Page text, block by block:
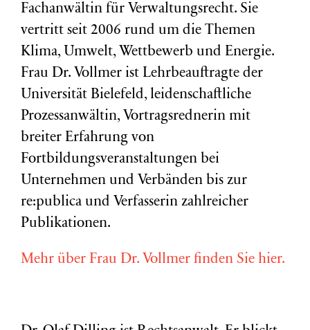
Fachanwältin für Verwaltungsrecht. Sie
vertritt seit 2006 rund um die Themen
Klima, Umwelt, Wettbewerb und Energie.
Frau Dr. Vollmer ist Lehrbeauftragte der
Universität Bielefeld, leidenschaftliche
Prozessanwältin, Vortragsrednerin mit
breiter Erfahrung von
Fortbildungsveranstaltungen bei
Unternehmen und Verbänden bis zur
re:publica und Verfasserin zahlreicher
Publikationen.
Mehr über Frau Dr. Vollmer finden Sie hier.